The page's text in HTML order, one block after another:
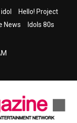
Hello! Project
News
Idols 80s